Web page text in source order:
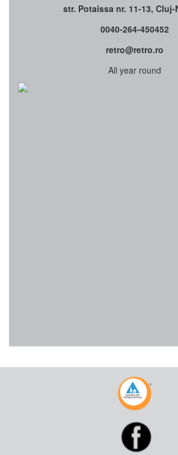
str. Potaissa nr. 11-13, Cluj-
0040-264-450452
retro@retro.ro
All year round